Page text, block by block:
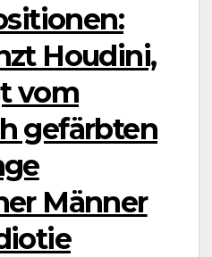
Houdini,
vom
gefärbten
Männer